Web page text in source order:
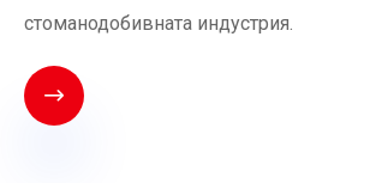
стоманодобивната индустрия.
